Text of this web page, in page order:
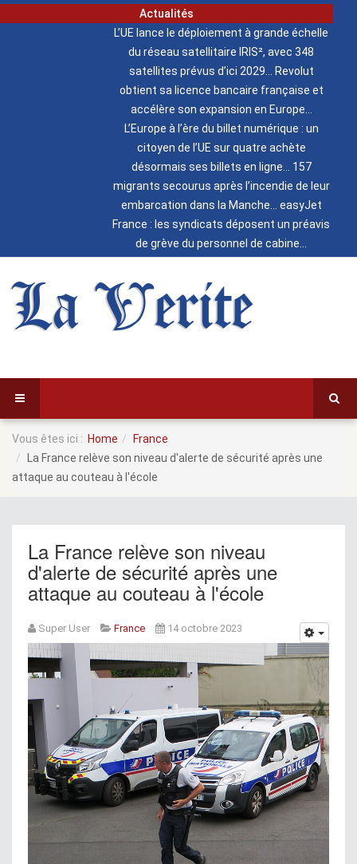
Actualités
L’UE lance le déploiement à grande échelle
du réseau satellitaire IRIS², avec 348
satellites prévus d’ici 2029
Revolut
obtient sa licence bancaire française et
accélère son expansion en Europe
L’Europe à l’ère du billet numérique : un
citoyen de l’UE sur quatre achète
désormais ses billets en ligne
157
migrants secourus après l’incendie de leur
embarcation dans la Manche
easyJet
France : les syndicats déposent un préavis
de grève du personnel de cabine
La Verite
Vous êtes ici : Home
France
La France relève son niveau d'alerte de sécurité après une
attaque au couteau à l'école
La France relève son niveau
d'alerte de sécurité après une
attaque au couteau à l'école
Super User France 14 octobre 2023